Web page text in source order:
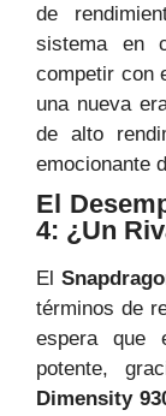
de
sistema en
competir con
una nueva
de alto
emocionante
El
4: ¿Un
El
términos de
espera que
potente,
Dimensity